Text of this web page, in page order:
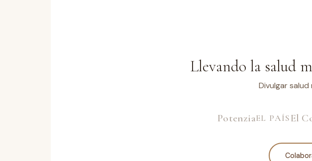
Llevando la salud
Divulgar
PotenziaEL PAÍSEl